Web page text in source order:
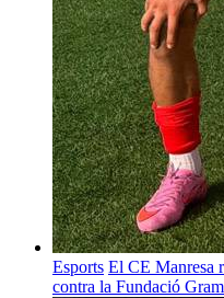
Esports El CE Manresa
contra la Fundació